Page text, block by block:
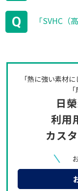
Q 「SVHC（
「熱に強い素材
日
利用
カス